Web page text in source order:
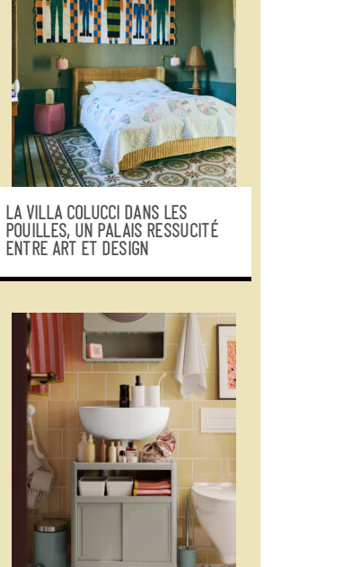
LA VILLA COLUCCI DANS LES
POUILLES, UN PALAIS RESSUCITÉ
ENTRE ART ET DESIGN